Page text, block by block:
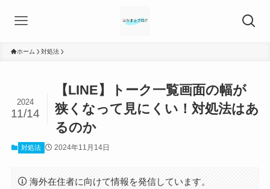
ホーム 対処法
【LINE】トーク一覧画面の幅が
狭くなって見にくい！対処法はあ
るのか
2024
11/14
対処法 2024年11月14日
海外在住者に向けて情報を発信しています。